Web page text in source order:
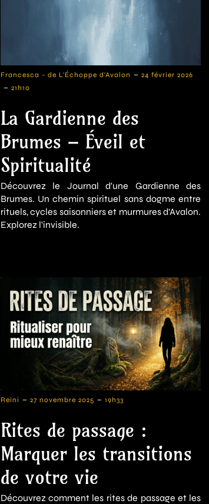
Francesca - de L'Échoppe d'Avalon - 24 février 2026
- 21h10
La Gardienne des
Brumes – Éveil et
Spiritualité
Découvrez le Journal d'une Gardienne des
Brumes. Un chemin spirituel sans dogme entre
rituels, cycles saisonniers et murmures d'Avalon.
Explorez l'invisible.
Reini - 27 novembre 2025 - 19h33
Rites de passage :
Marquer les transitions
de votre vie
Découvrez comment les rites de passage et les